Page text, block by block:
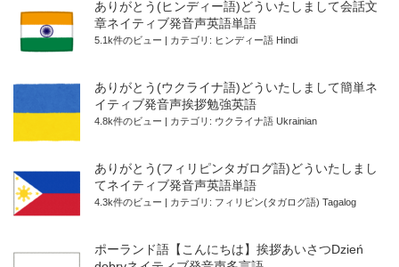
ありがとう(ヒンディー語)どういたしまして会話文
章ネイティブ発音声英語単語
5.1k件のビュー | カテゴリ: ヒンディー語 Hindi
ありがとう(ウクライナ語)どういたしまして簡単ネ
イティブ発音声挨拶勉強英語
4.8k件のビュー | カテゴリ: ウクライナ語 Ukrainian
ありがとう(フィリピンタガログ語)どういたしまし
てネイティブ発音声英語単語
4.3k件のビュー | カテゴリ: フィリピン(タガログ語) Tagalog
ポーランド語【こんにちは】挨拶あいさつDzień